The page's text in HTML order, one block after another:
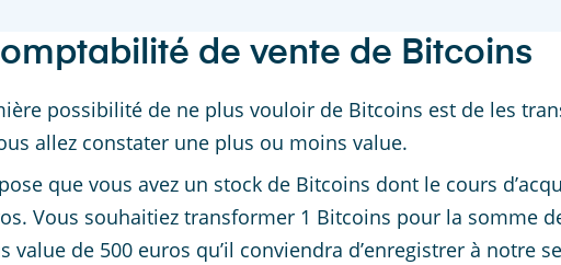
de vente de Bitcoins
possibilité de ne plus vouloir de Bitcoins est de les
allez constater une plus ou moins value.
que vous avez un stock de Bitcoins dont le cours
Vous souhaitiez transformer 1 Bitcoins pour la somme
value de 500 euros qu’il conviendra d’enregistrer à notre